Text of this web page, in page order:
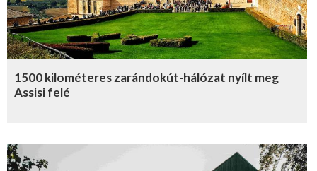
1500 kilométeres zarándokút-hálózat nyílt meg
Assisi felé